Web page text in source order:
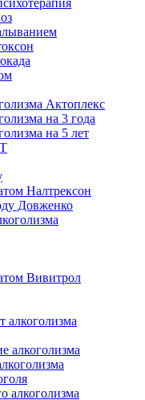
Актоплекс
на 3 года
на 5 лет
Налтрексон
Довженко
Вивитрол
алкоголизма
алкоголизма
алкоголизма